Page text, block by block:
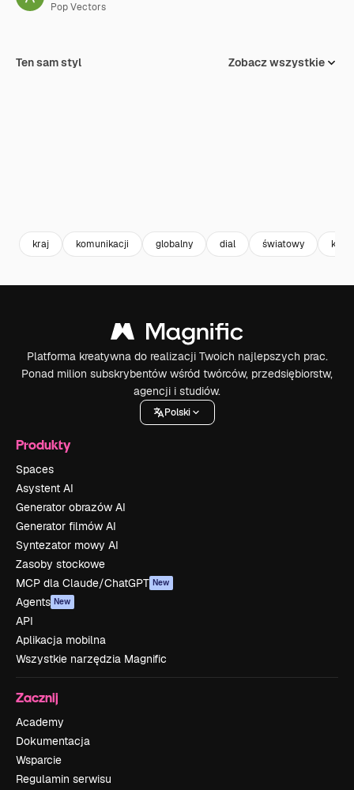
Pop Vectors
Ten sam styl Zobacz wszystkie
kraj komunikacji globalny dial światowy kod
Platforma kreatywna do realizacji Twoich najlepszych prac.
Ponad milion subskrybentów wśród twórców, przedsiębiorstw,
agencji i studiów.
Polski
Produkty
Spaces
Asystent AI
Generator obrazów AI
Generator filmów AI
Syntezator mowy AI
Zasoby stockowe
MCP dla Claude/ChatGPT New
Agents New
API
Aplikacja mobilna
Wszystkie narzędzia Magnific
Zacznij
Academy
Dokumentacja
Wsparcie
Regulamin serwisu